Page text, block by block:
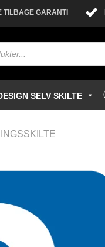
TILBAGE GARANTI
SELV SKILTE